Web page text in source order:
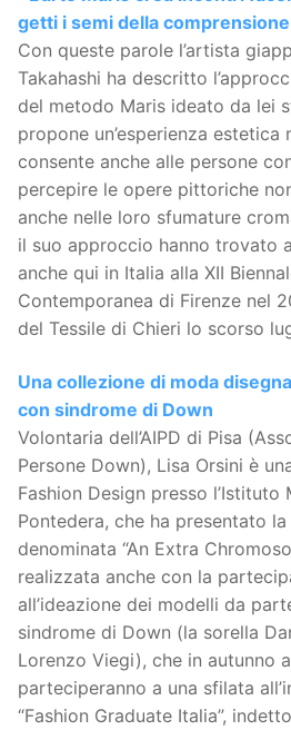
getti i semi della
Con queste parole l’artista
Takahashi ha descritto
del metodo Maris ideato da lei
propone un’esperienza estetica
consente anche alle persone
percepire le opere pittoriche
anche nelle loro sfumature
il suo approccio hanno trovato
anche qui in Italia alla XII
Contemporanea di Firenze nel
del Tessile di Chieri lo scorso
Una collezione di moda
con sindrome di Down
Volontaria dell’AIPD di Pisa
Persone Down), Lisa Orsini è
Fashion Design presso l’Istituto
Pontedera, che ha presentato
denominata “An Extra
realizzata anche con la
all’ideazione dei modelli da
sindrome di Down (la sorella
Lorenzo Viegi), che in autunno
parteciperanno a una sfilata
“Fashion Graduate Italia”,